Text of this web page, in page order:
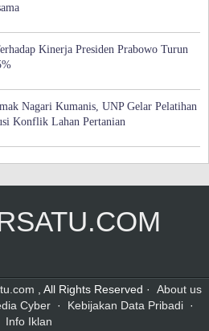
Kinerja Presiden Prabowo Turun
Nagari Kumanis, UNP Gelar Pelatihan
Konflik Lahan Pertanian
, All Rights Reserved ·
About us
Cyber · Kebijakan Data Pribadi ·
Info Iklan